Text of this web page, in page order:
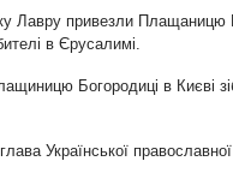
Лавру привезли Плащаницю
в Єрусалимі.
Богородиці в Києві
Української